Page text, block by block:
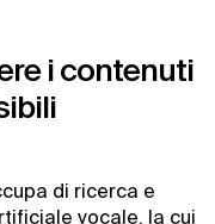
i contenuti
di ricerca e
vocale, la cui